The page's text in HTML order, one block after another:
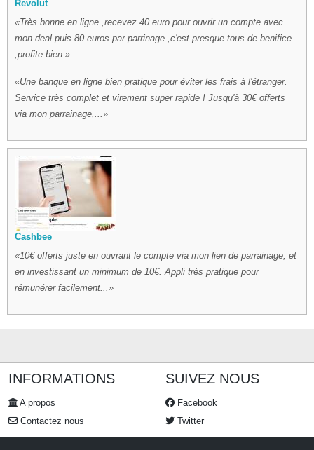
Revolut
Très bonne en ligne ,recevez 40 euro pour ouvrir un compte avec
mon deal puis 80 euros par parrinage ,c'est presque tous de benifice
,profite bien
Une banque en ligne bien pratique pour éviter les frais à l'étranger.
Service très complet et virement super rapide ! Jusqu'à 30€ offerts
via mon parrainage,...
Cashbee
10€ offerts juste en ouvrant le compte via mon lien de parrainage, et
en investissant un minimum de 10€. Appli très pratique pour
rémunérer facilement...
INFORMATIONS
A propos
Contactez nous
SUIVEZ NOUS
Facebook
Twitter